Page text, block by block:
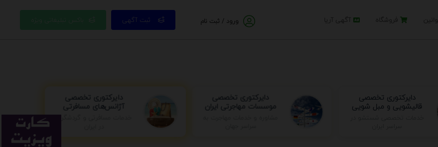
ثبت آگهی ورود / ثبت نام
دایرکتوری تخصصی
قالیشویی و مبل شویی
دایرکتوری تخصصی
موسسات مهاجرتی ایران
دایرکتوری تخصصی
آژانس‌های مسافرتی
خدمات مسافرتی و گردشگری